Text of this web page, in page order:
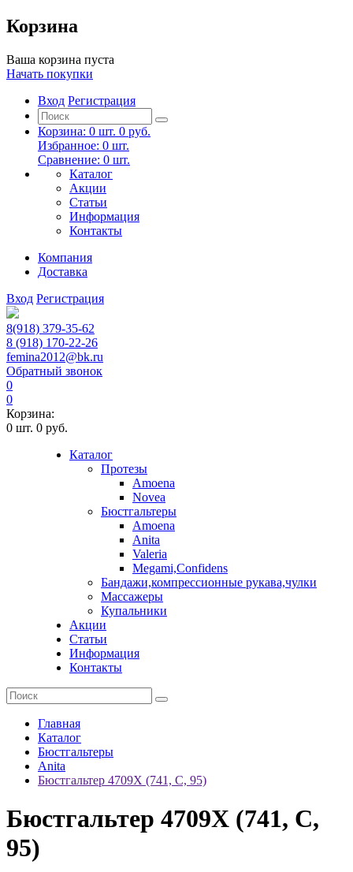
Корзина
Ваша корзина пуста
Начать покупки
Вход Регистрация
Корзина: 0 шт. 0 руб.
Избранное: 0 шт.
Сравнение: 0 шт.
Каталог
Акции
Статьи
Информация
Контакты
Компания
Доставка
Вход Регистрация
8(918) 379-35-62
8 (918) 170-22-26
femina2012@bk.ru
Обратный звонок
0
0
Корзина:
0 шт. 0 руб.
Каталог
Протезы
Amoena
Novea
Бюстгальтеры
Amoena
Anita
Valeria
Megami,Confidens
Бандажи,компрессионные рукава,чулки
Массажеры
Купальники
Акции
Статьи
Информация
Контакты
Главная
Каталог
Бюстгальтеры
Anita
Бюстгальтер 4709Х (741, C, 95)
Бюстгальтер 4709Х (741, C,
95)